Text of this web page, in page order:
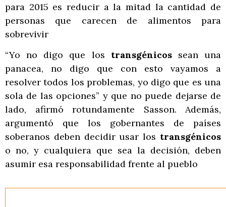
para 2015 es reducir a la mitad la cantidad de
personas que carecen de alimentos para
sobrevivir
“Yo no digo que los transgénicossean una
panacea, no digo que con esto vayamos a
resolver todos los problemas, yo digo que es una
sola de las opciones” y que no puede dejarse de
lado, afirmó rotundamente Sasson. Además,
argumentó que los gobernantes de países
soberanos deben decidir usar los transgénicos
o no, y cualquiera que sea la decisión, deben
asumir esa responsabilidad frente al pueblo